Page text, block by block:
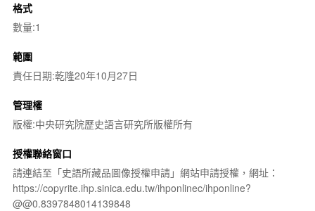
格式
數量:1
範圍
責任日期:乾隆20年10月27日
管理權
版權:中央研究院歷史語言研究所版權所有
授權聯絡窗口
請連結至「史語所藏品圖像授權申請」網站申請授權，網址：
https://copyrite.ihp.sinica.edu.tw/ihponlinec/ihponline?
@@0.8397848014139848